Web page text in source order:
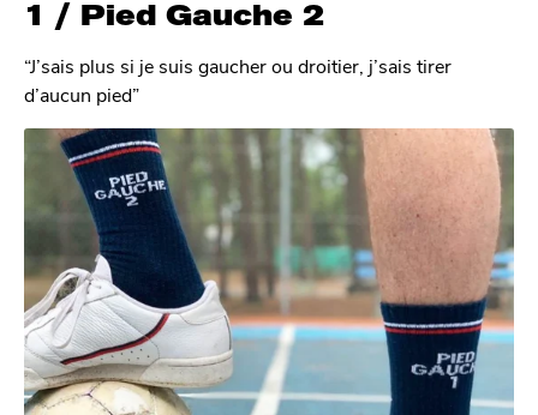
1 / Pied Gauche 2
“J’sais plus si je suis gaucher ou droitier, j’sais tirer
d’aucun pied”